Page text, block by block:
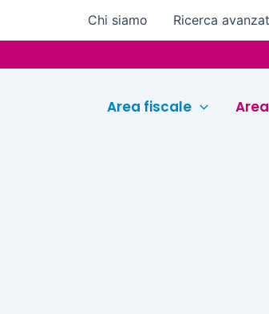
Chi siamo Ricerca
Area fiscale